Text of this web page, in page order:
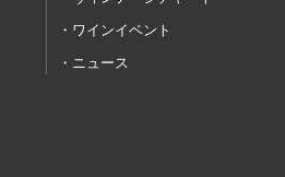
ワインイベント
ニュース